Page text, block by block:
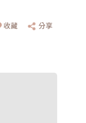
收藏 分享